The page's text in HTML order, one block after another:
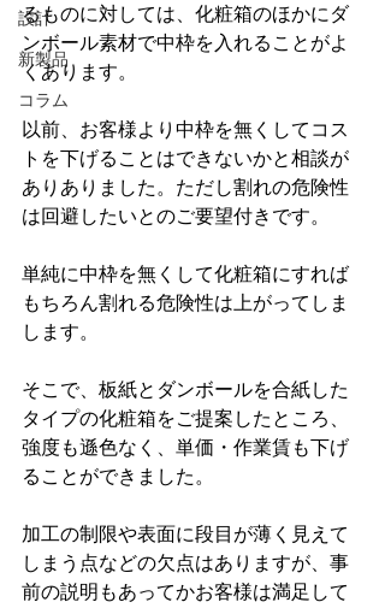
設計
新製品
コラム
るものに対しては、化粧箱のほかにダ
ンボール素材で中枠を入れることがよ
くあります。
以前、お客様より中枠を無くしてコス
トを下げることはできないかと相談が
ありありました。ただし割れの危険性
は回避したいとのご要望付きです。
単純に中枠を無くして化粧箱にすれば
もちろん割れる危険性は上がってしま
します。
そこで、板紙とダンボールを合紙した
タイプの化粧箱をご提案したところ、
強度も遜色なく、単価・作業賃も下げ
ることができました。
加工の制限や表面に段目が薄く見えて
しまう点などの欠点はありますが、事
前の説明もあってかお客様は満足して